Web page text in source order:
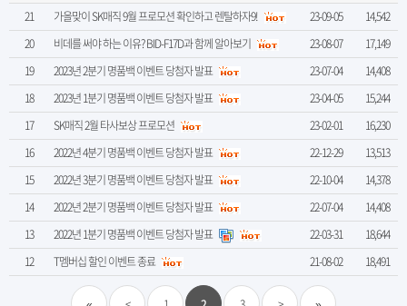
21
가을맞이 SK매직 9월 프로모션 확인하고 렌탈하자9! 23-09-05
14,542
20
비데를 써야 하는 이유? BID-F17D과 함께 알아보기 23-08-07
17,149
19
2023년 2분기 명품백 이벤트 당첨자 발표 23-07-04
14,408
18
2023년 1분기 명품백 이벤트 당첨자 발표 23-04-05
15,244
17
SK매직 2월 타사보상 프로모션 23-02-01
16,230
16
2022년 4분기 명품백 이벤트 당첨자 발표 22-12-29
13,513
15
2022년 3분기 명품백 이벤트 당첨자 발표 22-10-04
14,378
14
2022년 2분기 명품백 이벤트 당첨자 발표 22-07-04
14,408
13
2022년 1분기 명품백 이벤트 당첨자 발표 22-03-31
18,644
12
T멤버십 할인 이벤트 종료 21-08-02 18,491